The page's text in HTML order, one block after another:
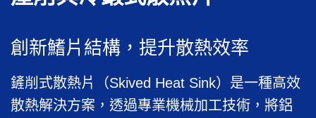
創新鰭片結構，提升散熱效率
鏟削式散熱片（Skived Heat Sink）是一種高效
散熱解決方案，透過專業機械加工技術，將鋁